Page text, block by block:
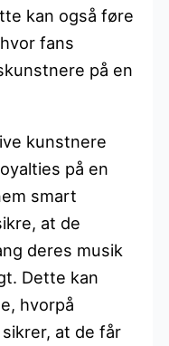
kan også føre
fans
på en
kunstnere
på en
smart
at de
deres musik
Dette kan
hvorpå
at de får